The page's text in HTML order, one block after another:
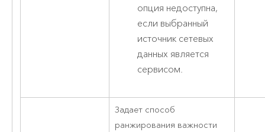
опция недоступна,
если выбранный
источник сетевых
данных является
сервисом.
Задает способ
ранжирования важности